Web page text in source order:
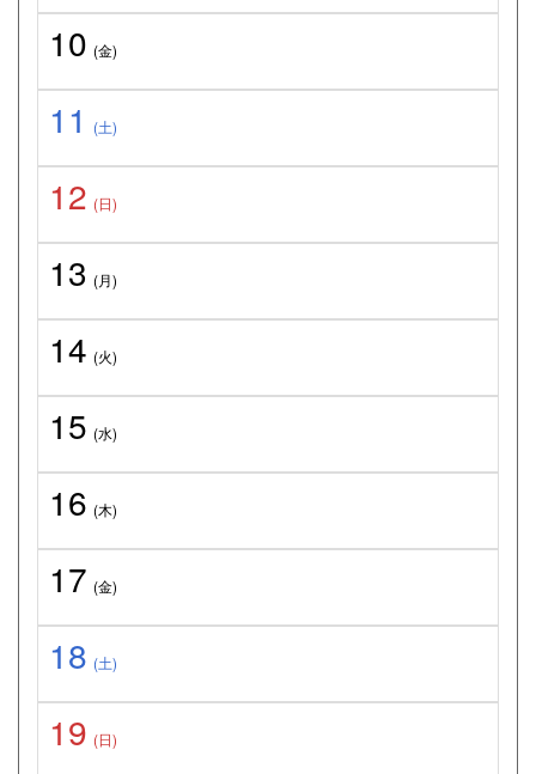
10 (金)
11 (土)
12 (日)
13 (月)
14 (火)
15 (水)
16 (木)
17 (金)
18 (土)
19 (日)